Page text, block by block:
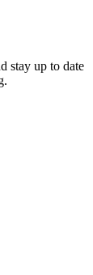
stay up to date